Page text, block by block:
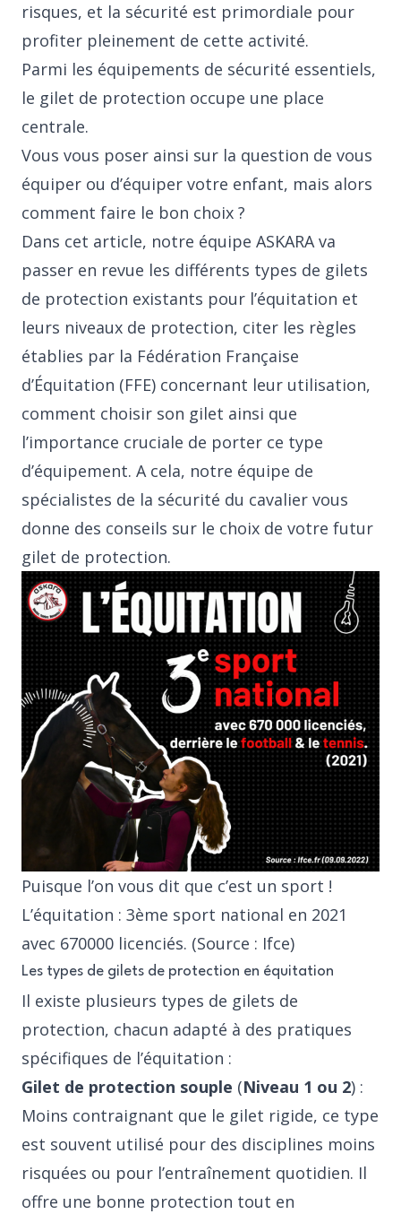
risques, et la sécurité est primordiale pour
profiter pleinement de cette activité.
Parmi les équipements de sécurité essentiels,
le gilet de protection occupe une place
centrale.
Vous vous poser ainsi sur la question de vous
équiper ou d’équiper votre enfant, mais alors
comment faire le bon choix ?
Dans cet article, notre équipe ASKARA va
passer en revue les différents types de gilets
de protection existants pour l’équitation et
leurs niveaux de protection, citer les règles
établies par la Fédération Française
d’Équitation (FFE) concernant leur utilisation,
comment choisir son gilet ainsi que
l’importance cruciale de porter ce type
d’équipement. A cela, notre équipe de
spécialistes de la sécurité du cavalier vous
donne des conseils sur le choix de votre futur
gilet de protection.
Puisque l’on vous dit que c’est un sport !
L’équitation : 3ème sport national en 2021
avec 670000 licenciés. (Source : Ifce)
Les types de gilets de protection en équitation
Il existe plusieurs types de gilets de
protection, chacun adapté à des pratiques
spécifiques de l’équitation :
Gilet de protection souple (Niveau 1 ou 2) :
Moins contraignant que le gilet rigide, ce type
est souvent utilisé pour des disciplines moins
risquées ou pour l’entraînement quotidien. Il
offre une bonne protection tout en